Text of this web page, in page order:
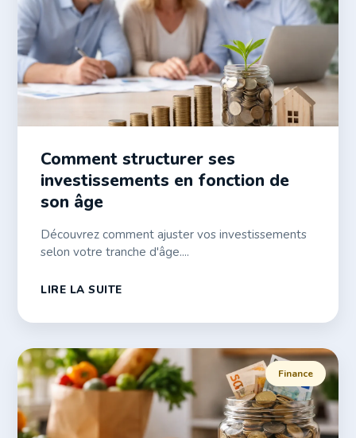
Comment structurer ses
investissements en fonction de
son âge
Découvrez comment ajuster vos investissements
selon votre tranche d'âge....
LIRE LA SUITE
Finance